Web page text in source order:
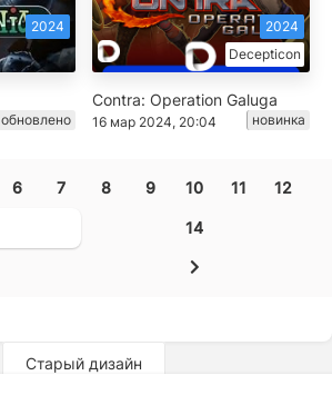
2024
обновлено
Decepticon
2024
Contra: Operation Galuga
16 мар 2024, 20:04 новинка
6 7 8 9 10 11 12
14
Старый дизайн